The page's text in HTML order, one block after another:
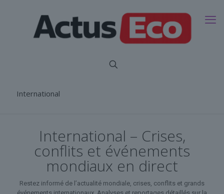
International
International – Crises,
conflits et événements
mondiaux en direct
Restez informé de l’actualité mondiale, crises, conflits et grands